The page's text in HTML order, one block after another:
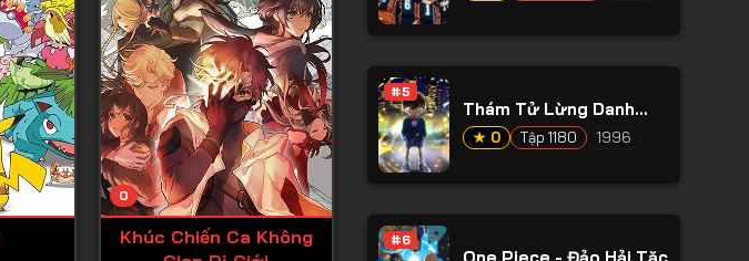
0
Khúc Chiến Ca Không
#5
Thám Tử Lừng Danh
Conan
★ 0 Tập 1180 1996
#6